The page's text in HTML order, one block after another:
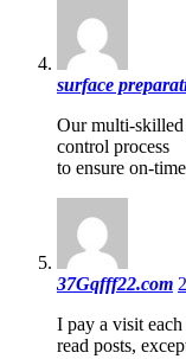
surface
Our multi-
control process
to ensure on-
37Gqfff22.com
I pay a visit
read posts,